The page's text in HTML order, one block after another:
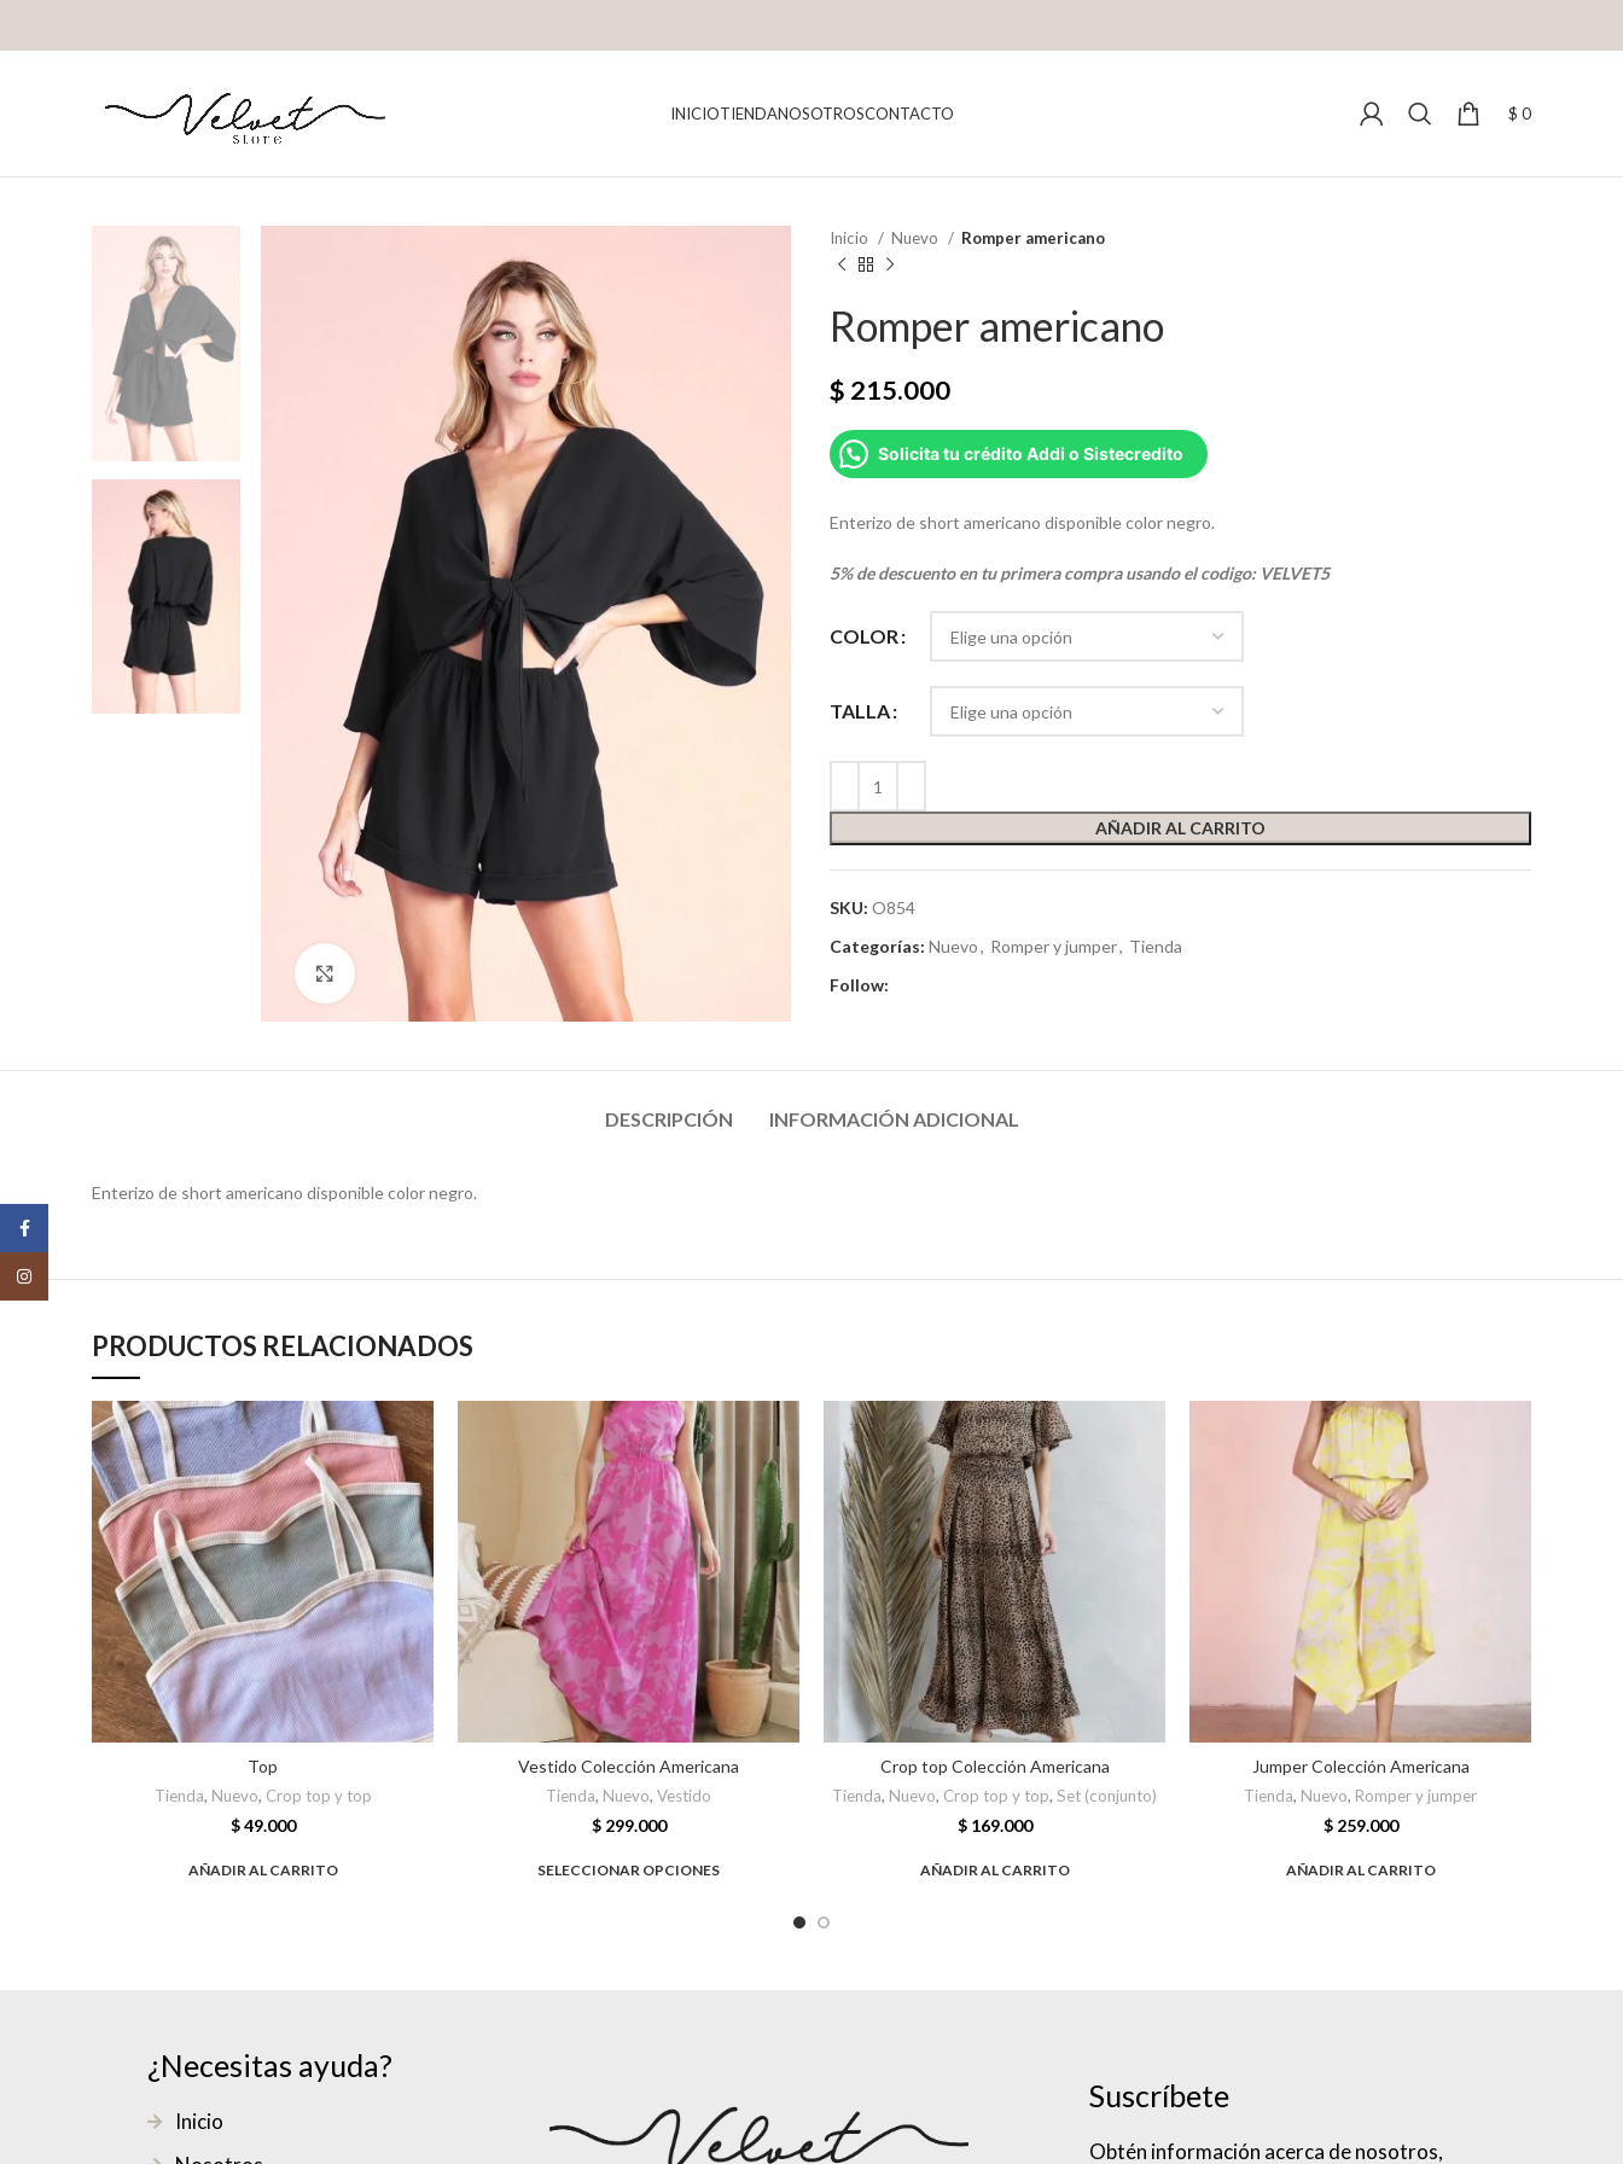
INICIOTIENDANOSOTROSCONTACTO $ 0
Click para agrandar
Inicio Nuevo Romper americano
Romper americano
$ 215.000
Solicita tu crédito Addi o Sistecredito
Enterizo de short americano disponible color negro.
5% de descuento en tu primera compra usando el codigo: VELVET5
COLOR
TALLA
AÑADIR AL CARRITO
SKU: O854
Categorías: Nuevo, Romper y jumper, Tienda
Follow:
DESCRIPCIÓN INFORMACIÓN ADICIONAL
Enterizo de short americano disponible color negro.
PRODUCTOS RELACIONADOS
Top
Tienda, Nuevo, Crop top y top
$49.000
AÑADIR AL CARRITO
Vestido Colección Americana
Tienda, Nuevo, Vestido
$299.000
SELECCIONAR OPCIONES
Crop top Colección Americana
Tienda, Nuevo, Crop top y top, Set (conjunto)
$169.000
AÑADIR AL CARRITO
Jumper Colección Americana
Tienda, Nuevo, Romper y jumper
$259.000
AÑADIR AL CARRITO
¿Necesitas ayuda?
Inicio
Suscríbete
Obtén información acerca de nosotros,
Instagram